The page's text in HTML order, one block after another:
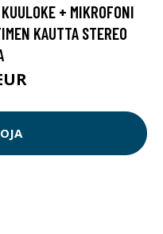
+ MIKROFONI
KAUTTA STEREO